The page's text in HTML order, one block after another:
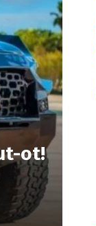
ot!